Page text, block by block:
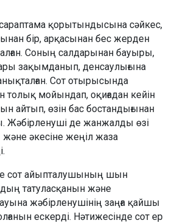
қорытындысына сәйкес,
бір, арқасынан бес жерден
Соның салдарынан бауыры,
зақымданып, денсаулығына
Сот отырысында
толық мойындап, оқиғадан кейін
айтып, өзін бас бостандығынан
Жәбірленуші де жанжалды өзі
және әкесіне жеңіл жаза
сот айыпталушының шын
татуласқанын және
жәбірленушінің заңға қайшы
ескерді. Нәтижесінде сот ер